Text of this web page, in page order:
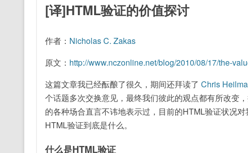
[译]HTML验证的价值探讨
作者： Nicholas C. Zakas
原文： http://www.nczonline.net/blog/2010/08/17/the-
这篇文章我已经酝酿了很久，期间还拜读了 Chris
个话题多次交换意见，最终我们彼此的观点都有所改变
的各种场合直言不讳地表示过，目前的HTML验证状况
HTML验证到底是什么。
什么是HTML验证